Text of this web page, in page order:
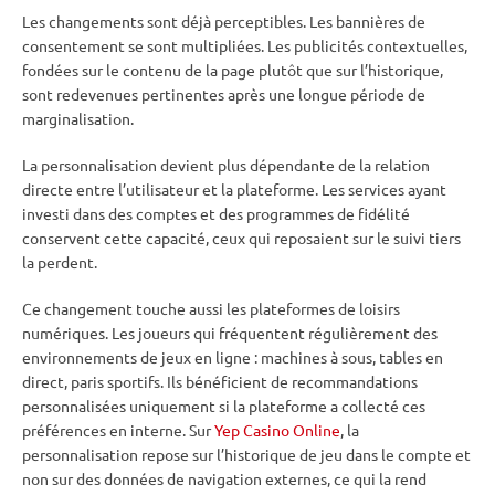
Les changements sont déjà perceptibles. Les bannières de
consentement se sont multipliées. Les publicités contextuelles,
fondées sur le contenu de la page plutôt que sur l’historique,
sont redevenues pertinentes après une longue période de
marginalisation.
La personnalisation devient plus dépendante de la relation
directe entre l’utilisateur et la plateforme. Les services ayant
investi dans des comptes et des programmes de fidélité
conservent cette capacité, ceux qui reposaient sur le suivi tiers
la perdent.
Ce changement touche aussi les plateformes de loisirs
numériques. Les joueurs qui fréquentent régulièrement des
environnements de jeux en ligne : machines à sous, tables en
direct, paris sportifs. Ils bénéficient de recommandations
personnalisées uniquement si la plateforme a collecté ces
préférences en interne. SurYep Casino Online, la
personnalisation repose sur l’historique de jeu dans le compte et
non sur des données de navigation externes, ce qui la rend